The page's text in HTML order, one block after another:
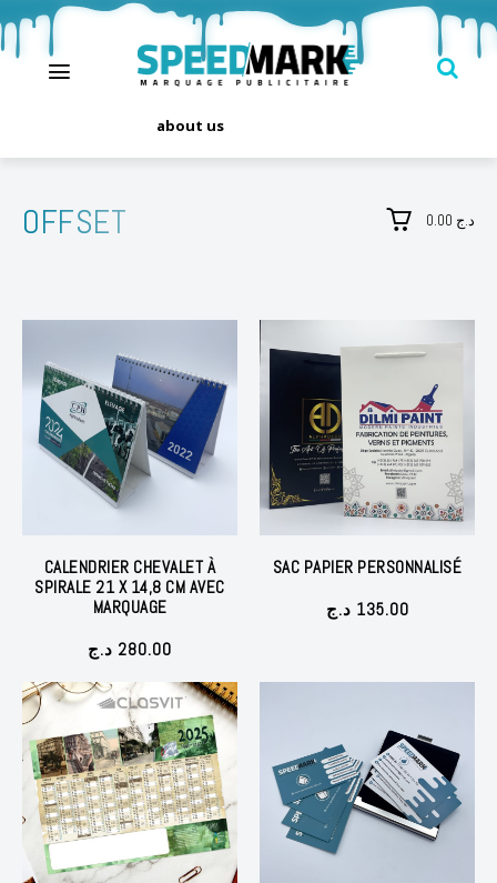
about us
OFFSET 0.00 د.ج
CALENDRIER CHEVALET À
SPIRALE 21 X 14,8 CM AVEC
MARQUAGE
280.00 د.ج
SAC PAPIER PERSONNALISÉ
135.00 د.ج